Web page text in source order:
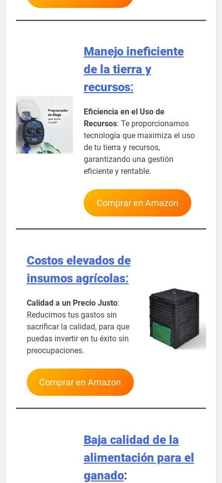
Manejo ineficiente
de la tierra y
recursos:
Eficiencia en el Uso de
Recursos: Te proporcionamos
tecnología que maximiza el uso
de tu tierra y recursos,
garantizando una gestión
eficiente y rentable.
Comprar en Amazon
Costos elevados de
insumos agrícolas:
Calidad a un Precio Justo:
Reducimos tus gastos sin
sacrificar la calidad, para que
puedas invertir en tu éxito sin
preocupaciones.
Comprar en Amazon
Baja calidad de la
alimentación para el
ganado: